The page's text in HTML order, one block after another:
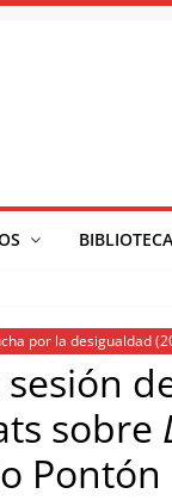
por la desigualdad
sesión
sobre
Pontón